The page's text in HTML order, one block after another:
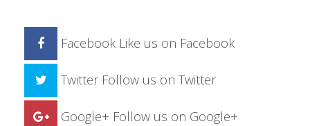
Facebook Like us on Facebook
Twitter Follow us on Twitter
Google+ Follow us on Google+